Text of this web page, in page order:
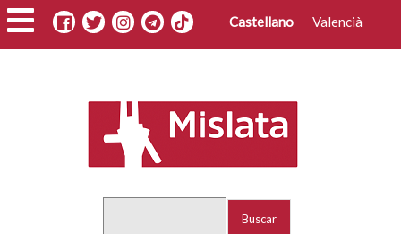
Pasar
al
contenido
Castellano Valencià